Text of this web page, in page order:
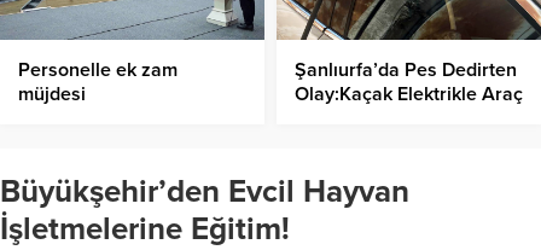
Personelle ek zam
müjdesi
Şanlıurfa’da Pes Dedirten
Olay:Kaçak Elektrikle Araç
Büyükşehir’den Evcil Hayvan
İşletmelerine Eğitim!